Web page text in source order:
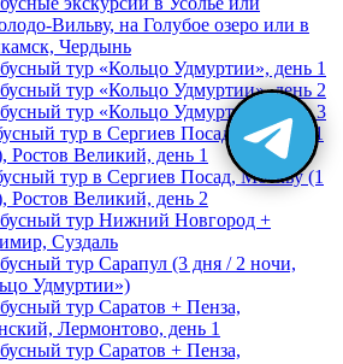
Вильву, на Голубое озеро или в
Чердынь
тур «Кольцо Удмуртии», день 1
тур «Кольцо Удмуртии», день 2
тур «Кольцо Удмуртии», день 3
тур в Сергиев Посад, Москву (1
Ростов Великий, день 1
тур в Сергиев Посад, Москву (1
Ростов Великий, день 2
тур Нижний Новгород +
Суздаль
тур Сарапул (3 дня / 2 ночи,
Удмуртии»)
тур Саратов + Пенза,
Лермонтово, день 1
тур Саратов + Пенза,